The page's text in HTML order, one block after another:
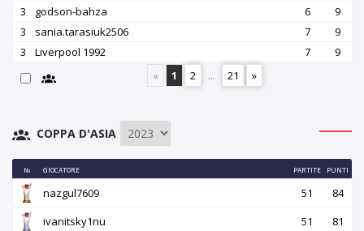
3
godson-bahza 6
9
3
sania.tarasiuk2506 7
9
3
Liverpool 1992 7
9
«
1 2 ... 21 »
COPPA D'ASIA
№ GIOCATORE PARTITE PUNTI
nazgul7609 51
84
ivanitsky1nu
51
81